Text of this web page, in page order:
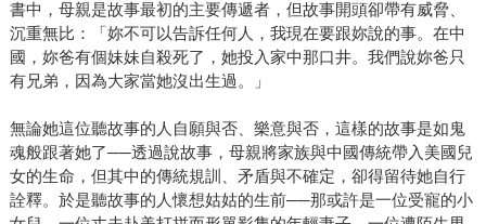
書中，母親是故事最初的主要傳遞者，但故事開頭卻帶有威脅、
沉重無比：「妳不可以告訴任何人，我現在要跟妳說的事。在中
國，妳爸有個妹妹自殺死了，她投入家中那口井。我們說妳爸只
有兄弟，因為大家當她沒出生過。」
無論她這位聽故事的人自願與否、樂意與否，這樣的故事是如鬼
魂般跟著她了──透過說故事，母親將家族與中國傳統帶入美國兒
女的生命，但其中的傳統規訓、矛盾與不確定，卻得留待她自行
詮釋。於是聽故事的人懷想姑姑的生前──那或許是一位受寵的小